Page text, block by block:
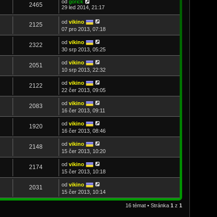
2465 od gorick
29 led 2014, 21:17
2125 od vikino
07 pro 2013, 07:18
2322 od vikino
30 srp 2013, 05:25
2051 od vikino
10 srp 2013, 22:32
2122 od vikino
22 čer 2013, 09:05
2083 od vikino
16 čer 2013, 09:11
1920 od vikino
16 čer 2013, 08:46
2148 od vikino
15 čer 2013, 10:20
2174 od vikino
15 čer 2013, 10:18
2031 od vikino
15 čer 2013, 10:14
16 témat • Stránka 1 z 1